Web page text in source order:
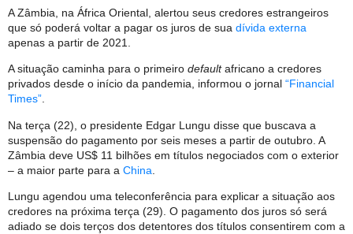
A Zâmbia, na África Oriental, alertou seus credores estrangeiros
que só poderá voltar a pagar os juros de sua dívida externa
apenas a partir de 2021.
A situação caminha para o primeiro defaultafricano a credores
privados desde o início da pandemia, informou o jornal “Financial
Times”.
Na terça (22), o presidente Edgar Lungu disse que buscava a
suspensão do pagamento por seis meses a partir de outubro. A
Zâmbia deve US$ 11 bilhões em títulos negociados com o exterior
– a maior parte para a China
Lungu agendou uma teleconferência para explicar a situação aos
credores na próxima terça (29). O pagamento dos juros só será
adiado se dois terços dos detentores dos títulos consentirem com a